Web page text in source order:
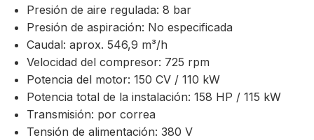
Presión de aire regulada: 8 bar
Presión de aspiración: No especificada
Caudal: aprox. 546,9 m³/h
Velocidad del compresor: 725 rpm
Potencia del motor: 150 CV / 110 kW
Potencia total de la instalación: 158 HP / 115 kW
Transmisión: por correa
Tensión de alimentación: 380 V